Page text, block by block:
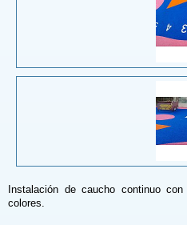
Instalación de caucho continuo
colores.